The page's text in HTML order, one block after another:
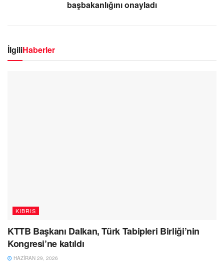
başbakanlığını onayladı
İlgiliHaberler
KIBRIS
KTTB Başkanı Dalkan, Türk Tabipleri Birliği’nin
Kongresi’ne katıldı
HAZIRAN 29, 2026